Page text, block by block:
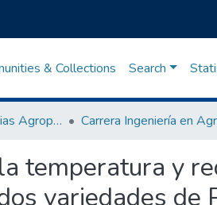
& Collections Search
Facultad de Ciencias Agropecuarias y Recursos Naturales
temperatura y
variedades de